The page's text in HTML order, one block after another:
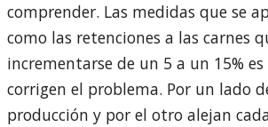
comprender. Las medidas que se
como las retenciones a las carnes
incrementarse de un 5 a un 15%
corrigen el problema. Por un lado
producción y por el otro alejan